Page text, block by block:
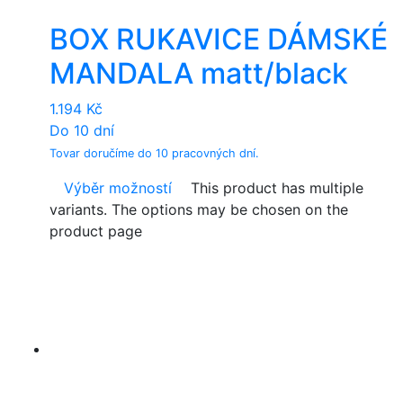
BOX RUKAVICE DÁMSKÉ
MANDALA matt/black
1.194 Kč
Do 10 dní
Tovar doručíme do 10 pracovných dní.
Výběr možností
This product has multiple
variants. The options may be chosen on the
product page